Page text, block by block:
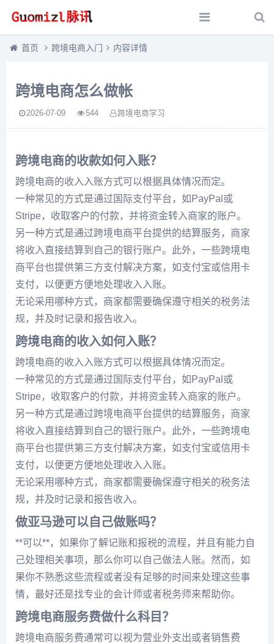
首页 跨境电商入门 内容详情
跨境电商怎么做帐
2026-07-09 544 跨境电商学习
跨境电商的收款如何入账？
跨境电商的收入入账方式可以根据具体情况而定。
一种常见的方式是通过国际支付平台，如PayPal或
Stripe，收取客户的付款，并将资金转入商家的账户。
另一种方式是通过跨境电商平台提供的结算服务，商家
将收入直接结算到自己的银行账户。此外，一些跨境电
商平台也提供第三方支付解决方案，如支付宝或信用卡
支付，以便更方便地处理收入入账。
无论采用哪种方式，商家都需要确保遵守相关的税务法
规，并及时记录和报告收入。
跨境电商的收入如何入账？
跨境电商的收入入账方式可以根据具体情况而定。
一种常见的方式是通过国际支付平台，如PayPal或
Stripe，收取客户的付款，并将资金转入商家的账户。
另一种方式是通过跨境电商平台提供的结算服务，商家
将收入直接结算到自己的银行账户。此外，一些跨境电
商平台也提供第三方支付解决方案，如支付宝或信用卡
支付，以便更方便地处理收入入账。
无论采用哪种方式，商家都需要确保遵守相关的税务法
规，并及时记录和报告收入。
做亚马逊可以自己做账吗？
**可以**，如果你了解记账和报税的流程，并且有能力自
己处理相关事项，那么你可以自己做法人账。然而，如
果你不熟悉这些流程或者没有足够的时间来处理这些事
情，最好还是找专业的会计师或者税务师来帮助你。
跨境电商服务费做什么科目？
跨境电商服务费通常可以视为营业外支出或者销售费